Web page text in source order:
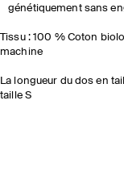
génétiquement sans
Tissu : 100 % Coton
machine
La longueur du dos en
taille S